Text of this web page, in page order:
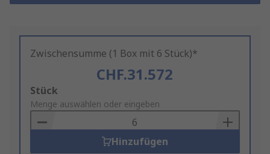
Zwischensumme (1 Box mit 6 Stück)*
CHF.31.572
Add
to
Basket
Stück
Menge auswählen oder eingeben
Hinzufügen